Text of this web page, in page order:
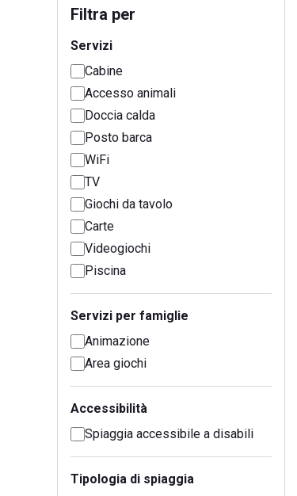
Filtra per
Servizi
Cabine
Accesso animali
Doccia calda
Posto barca
WiFi
TV
Giochi da tavolo
Carte
Videogiochi
Piscina
Servizi per famiglie
Animazione
Area giochi
Accessibilità
Spiaggia accessibile a disabili
Tipologia di spiaggia